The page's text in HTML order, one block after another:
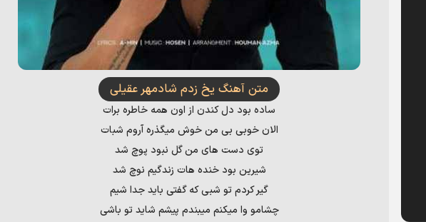
متن آهنگ یخ زدم شادمهر عقیلی
ساده بود دل کندن از اون همه خاطره برات
الان خوبی بی من خوش میگذره آروم شبات
توی دست های من گل نبود پوچ شد
شیرین بود خنده هات زندگیم نوچ شد
گیر کردم تو شبی که گفتی باید جدا شیم
چشامو وا میکنم میبندم پیشم شاید تو باشی